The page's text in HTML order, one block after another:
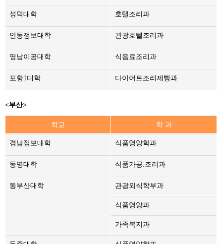
성덕대학 호텔조리과
안동정보대학 관광호텔조리과
영남이공대학 식음료조리과
포항1대학 다이어트조리제빵과
<부산>
학교 학 과
경남정보대학 식품영양학과
동명대학 식품가공.조리과
동부산대학 관광외식학부과
식품영양과
가족복지과